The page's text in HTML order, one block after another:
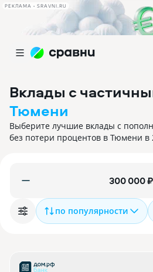
РЕКЛАМА • SRAVNI.RU
Вклады с
Тюмени
Выберите лучшие вклады с
без потери процентов в Тюмени в
₽
по популярности